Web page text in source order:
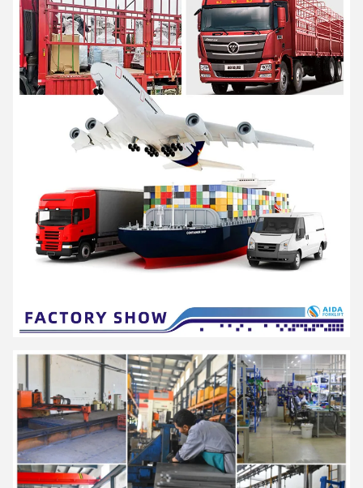
"ऊर्जा की बचत, पर्यावरण संरक्षण, उच्च दक्षता और बुद्धि" AIDA उत्पादों की डिजाइन
अवधारणा है और यह
इंट्रालॉजिस्टिक्स के लिए एक स्मार्ट डिजिटल विशेषज्ञ बनने के लिए प्रतिबद्ध।